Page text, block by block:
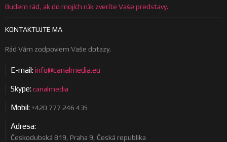
Budem rád, ak do mojích rúk zveríte Vaše predstavy.
KONTAKTUJTE MA
Rád Vám zodpoviem Vaše dotazy.
E-mail:info@canalmedia.eu
Skype:canalmedia
Mobil:+420 777 246 435
Adresa:
Českodubská 819, Praha 9, Česká republika